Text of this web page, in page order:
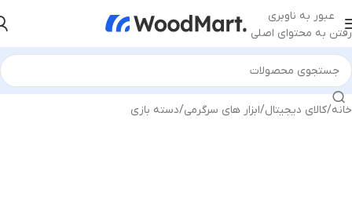
عبور به ناوبری
رفتن به محتوای اصلی
خانه/کالای دیجیتال/ابزار های سرگرمی/دسته بازی